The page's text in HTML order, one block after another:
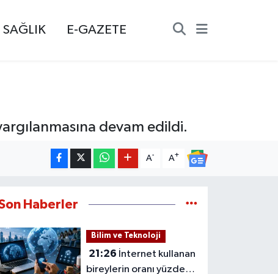
SAĞLIK E-GAZETE
devam edildi.
A- A+
Haberler
Bilim ve Teknoloji
21:26
bireylerin oranı yüzde